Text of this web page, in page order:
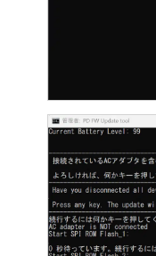
めの権利をVAIOが認
に帰属するものとし
本契約に基づき許諾
第6条（許諾ソフト
本製品の使用開
本製品、本製品
ェアおよびお客
号に揚げる情報
し、VAIOに送信
を本条の規定に